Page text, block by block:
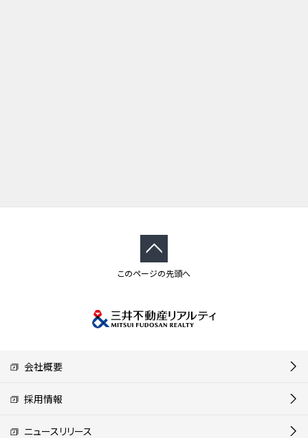
このページの先頭へ
会社概要
採用情報
ニュースリリース